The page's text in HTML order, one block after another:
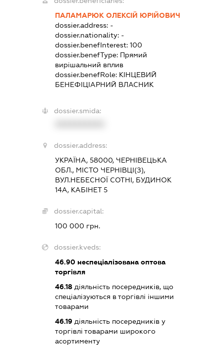
ПАЛАМАРЮК ОЛЕКСІЙ ЮРІЙОВИЧ
dossier.address: -
dossier.nationality: -
dossier.benefInterest:100
dossier.benefType: Прямий
вирішальний вплив
dossier.benefRole: КІНЦЕВИЙ
БЕНЕФІЦІАРНИЙ ВЛАСНИК
dossier.smida:
dossier.address:
УКРАЇНА, 58000, ЧЕРНІВЕЦЬКА
ОБЛ., МІСТО ЧЕРНІВЦІ(З),
ВУЛ.НЕБЕСНОЇ СОТНІ, БУДИНОК
14А, КАБІНЕТ 5
dossier.capital:
100 000 грн.
dossier.kveds:
46.90 неспеціалізована оптова
торгівля
46.18 діяльність посередників, що
спеціалізуються в торгівлі іншими
товарами
46.19 діяльність посередників у
торгівлі товарами широкого
асортименту